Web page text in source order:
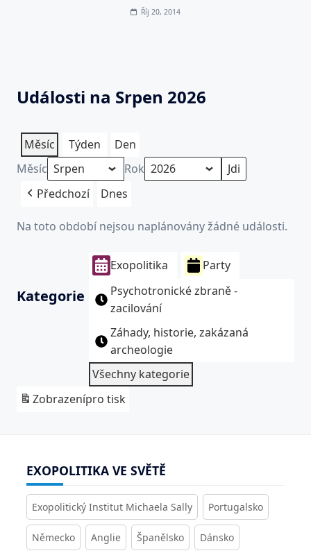
Říj 20, 2014
Události na Srpen 2026
Měsíc Týden
Den
Měsíc
Rok
Předchozí
Dnes
Na toto období nejsou naplánovány žádné události.
Kategorie
Exopolitika
Party
Psychotronické zbraně -
zacilování
Záhady, historie, zakázaná
archeologie
Všechny kategorie
Zobrazenípro tisk
EXOPOLITIKA VE SVĚTĚ
Exopolitický Institut Michaela Sally Portugalsko
Německo Anglie Španělsko Dánsko